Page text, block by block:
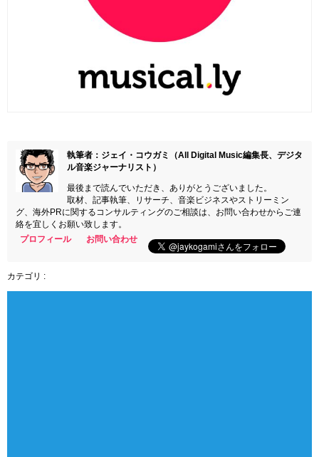
執筆者：ジェイ・コウガミ（All Digital Music編集長、デジタ
ル音楽ジャーナリスト）
最後まで読んでいただき、ありがとうございました。
取材、記事執筆、リサーチ、音楽ビジネスやストリーミン
グ、海外PRに関するコンサルティングのご相談は、お問い合わせからご連
絡を宜しくお願い致します。
プロフィール
お問い合わせ
カテゴリ :